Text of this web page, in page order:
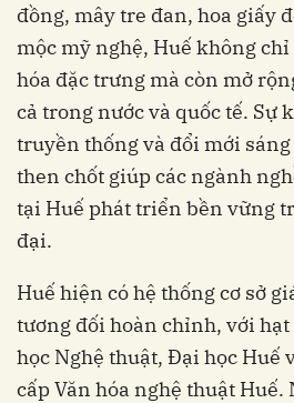
đồng, mây tre đan, hoa giấy
mộc mỹ nghệ, Huế không
hóa đặc trưng mà còn mở
cả trong nước và quốc tế. Sự
truyền thống và đổi mới
then chốt giúp các ngành
tại Huế phát triển bền vững
đại.
Huế hiện có hệ thống cơ sở
tương đối hoàn chỉnh, với
học Nghệ thuật, Đại học Huế
cấp Văn hóa nghệ thuật